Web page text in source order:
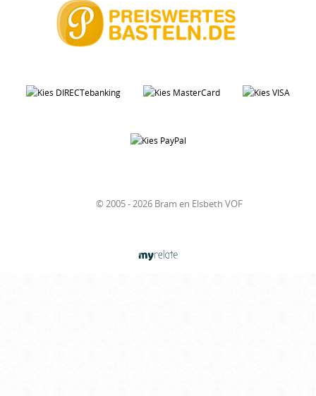
© 2005 - 2026 Bram en Elsbeth VOF